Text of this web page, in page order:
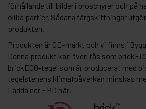
förhållande till bilder i broschyrer och på
olika partier. Sådana färgskiftningar
produkten.
Produkten är CE-märkt och vi finns i
Denna produkt kan även fås som
brickECO-tegel som är producerat med
tegelstenens klimatpåverkan minskas
Ladda ner EPD här.